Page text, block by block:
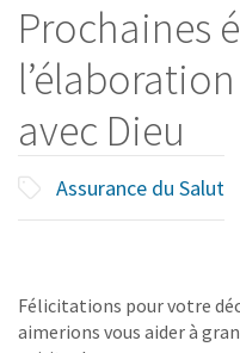
Prochaines
avec Dieu
Assurance du Salut
Félicitations pour votre
aimerions vous aider à